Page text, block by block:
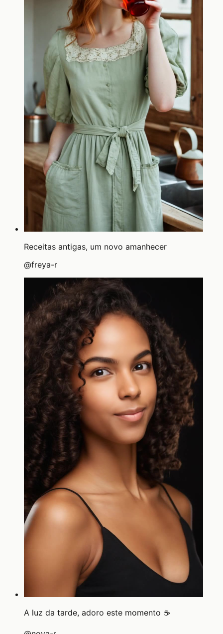
Receitas antigas, um novo amanhecer
@freya-r
A luz da tarde, adoro este momento ☕